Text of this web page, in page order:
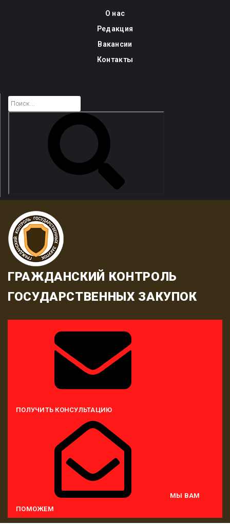
О нас
Редакция
Вакансии
Контакты
ГРАЖДАНСКИЙ КОНТРОЛЬ
ГОСУДАРСТВЕННЫХ ЗАКУПОК
ПОЛУЧИТЬ КОНСУЛЬТАЦИЮ
МЫ ВАМ
ПОМОЖЕМ